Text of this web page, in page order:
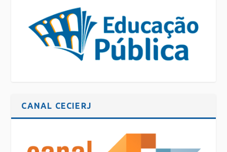
CANAL CECIERJ